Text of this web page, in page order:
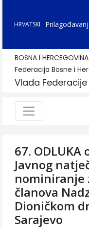
HRVATSKI
BOSNA I HERCEGOVINA
Federacija Bosne i
Vlada
67.
Javnog
nominiranje
članova
Dioničkom
Sarajevo